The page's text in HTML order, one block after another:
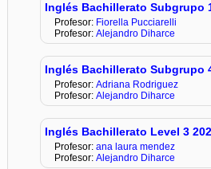
Inglés Bachillerato Subgrupo
Profesor:
Fiorella Pucciarelli
Profesor:
Alejandro Diharce
Inglés Bachillerato Subgrupo
Profesor:
Adriana Rodriguez
Profesor:
Alejandro Diharce
Inglés Bachillerato Level 3
Profesor: ana laura mendez
Profesor:
Alejandro Diharce